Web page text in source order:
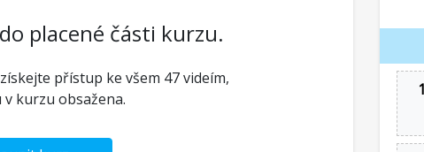
placené části kurzu.
přístup ke všem 47 videím,
kurzu obsažena.